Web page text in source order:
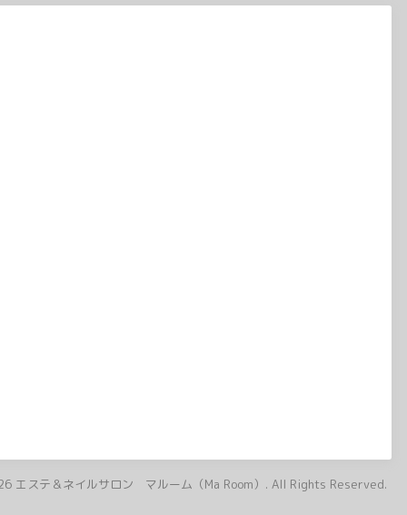
エステ＆ネイルサロン マルーム（Ma Room） . All Rights Reserved.